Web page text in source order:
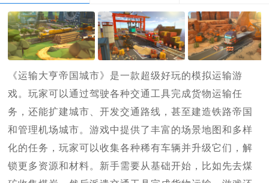
《运输大亨帝国城市》是一款超级好玩的模拟运输游
戏。玩家可以通过驾驶各种交通工具完成货物运输任
务，还能扩建城市、开发交通路线，甚至建造铁路帝国
和管理机场城市。游戏中提供了丰富的场景地图和多样
化的任务，玩家可以收集各种稀有车辆并升级它们，解
锁更多资源和材料。新手需要从基础开始，比如先去煤